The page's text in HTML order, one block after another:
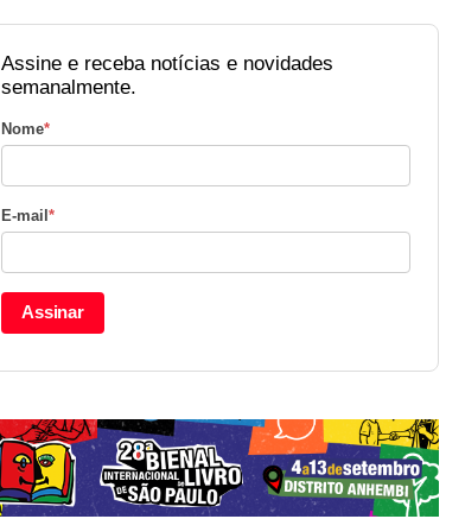
Assine e receba notícias e novidades
semanalmente.
Nome*
E-mail *
Assinar